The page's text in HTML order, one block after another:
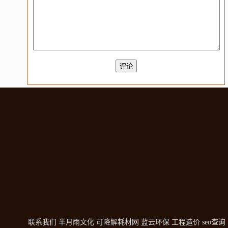
联系我们 半月雨文化 可降解耗材网 蓝云环保 工程造价 seo查询